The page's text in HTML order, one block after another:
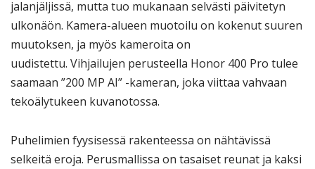
jalanjäljissä, mutta tuo mukanaan selvästi päivitetyn
ulkonäön. Kamera-alueen muotoilu on kokenut suuren
muutoksen, ja myös kameroita on
uudistettu. Vihjailujen perusteella Honor 400 Pro tulee
saamaan ”200 MP AI” -kameran, joka viittaa vahvaan
tekoälytukeen kuvanotossa.
Puhelimien fyysisessä rakenteessa on nähtävissä
selkeitä eroja. Perusmallissa on tasaiset reunat ja kaksi